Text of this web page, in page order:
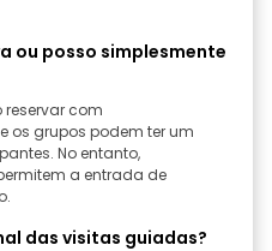
ou posso simplesmente
reservar com
os grupos podem ter um
No entanto,
a entrada de
das visitas guiadas?